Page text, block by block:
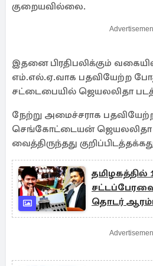
குறையவில்லை.
இதனை பிரதிபலிக்கும்
எம்.எல்.ஏ.வாக பதவியேற்ற
சட்டைபையில் ஜெயலலிதா
நேற்று அமைச்சராக
செங்கோட்டையன் ஜெயலலிதா
வைத்திருந்தது
தமிழகத்தில்
தொடர்